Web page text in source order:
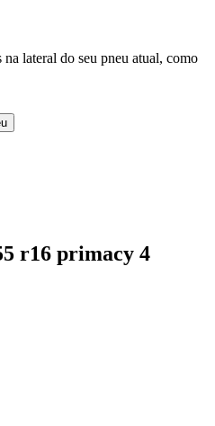
lateral do seu pneu atual, como
r16 primacy 4